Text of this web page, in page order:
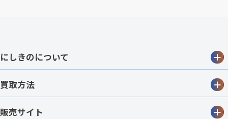
にしきのについて
買取方法
販売サイト